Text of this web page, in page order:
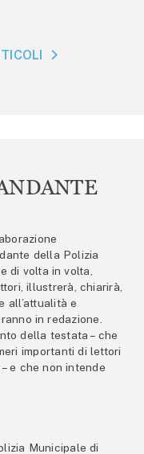
della Polizia
di volta in volta,
illustrerà, chiarirà,
all’attualità e
in redazione.
della testata – che
importanti di lettori
e che non intende
Municipale di